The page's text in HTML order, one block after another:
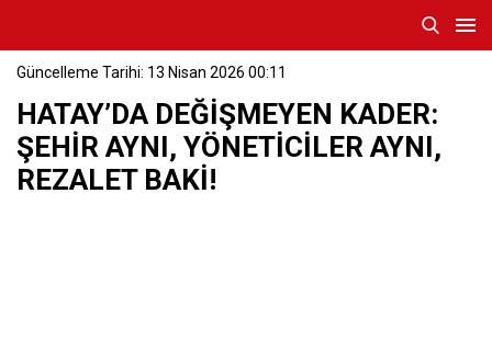
Güncelleme Tarihi: 13 Nisan 2026 00:11
HATAY’DA DEĞİŞMEYEN KADER:
ŞEHİR AYNI, YÖNETİCİLER AYNI,
REZALET BAKİ!